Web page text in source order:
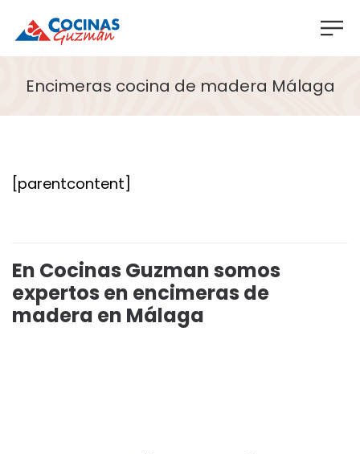
Encimeras cocina de madera Málaga
[parentcontent]
En Cocinas Guzman somos
expertos en encimeras de
madera en Málaga